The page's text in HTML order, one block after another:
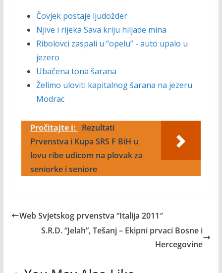
Čovjek postaje ljudožder
Njive i rijeka Sava kriju hiljade mina
Ribolovci zaspali u “opelu” - auto upalo u
jezero
Ubačena tona šarana
Želimo uloviti kapitalnog šarana na jezeru
Modrac
Pročitajte i:
Rezultati
Prvenstva i Kupa SRS F BiH u
lovu ribe udicom na plovak za
seniorke i seniore
Web Svjetskog prvenstva “Italija 2011″
S.R.D. “Jelah”, Tešanj – Ekipni prvaci Bosne i
Hercegovine